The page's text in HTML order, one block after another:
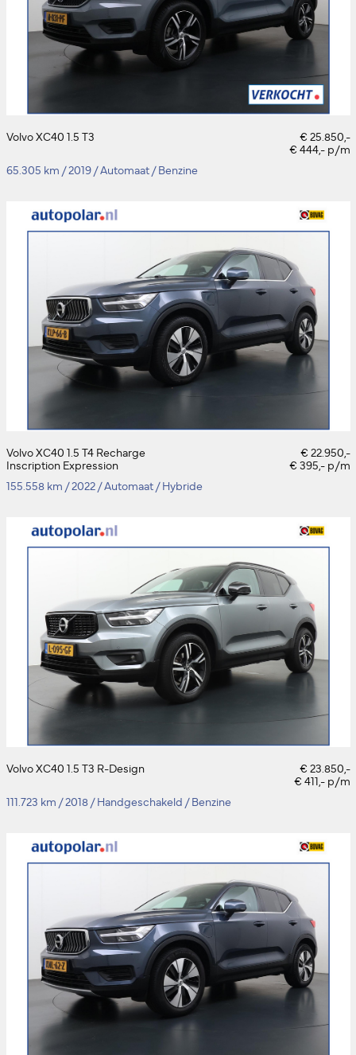
Volvo XC40 1.5 T3
€ 25.850,-
€ 444,- p/m
65.305 km /2019 /Automaat /Benzine
Volvo XC40 1.5 T4 Recharge
Inscription Expression
€ 22.950,-
€ 395,- p/m
155.558 km /2022 /Automaat /Hybride
Volvo XC40 1.5 T3 R-Design
€ 23.850,-
€ 411,- p/m
111.723 km /2018 /Handgeschakeld /Benzine